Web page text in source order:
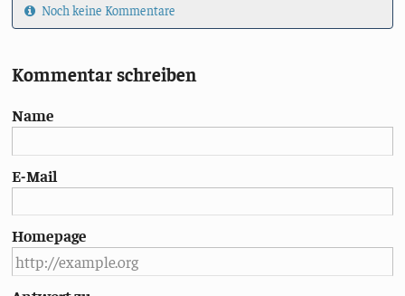
Noch keine Kommentare
Kommentar schreiben
Name
E-Mail
Homepage